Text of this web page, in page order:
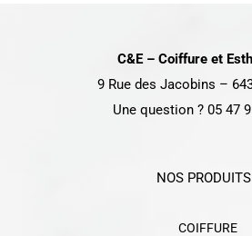
C&E – Coiffure et
9 Rue des Jacobins –
Une question ? 05 47
NOS PRODUITS
COIFFURE